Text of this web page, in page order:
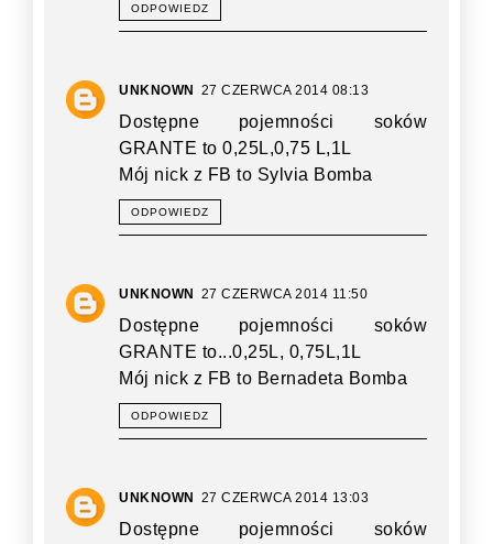
ODPOWIEDZ
UNKNOWN 27 CZERWCA 2014 08:13
Dostępne pojemności soków
GRANTE to 0,25L,0,75 L,1L
Mój nick z FB to Sylvia Bomba
ODPOWIEDZ
UNKNOWN 27 CZERWCA 2014 11:50
Dostępne pojemności soków
GRANTE to...0,25L, 0,75L,1L
Mój nick z FB to Bernadeta Bomba
ODPOWIEDZ
UNKNOWN 27 CZERWCA 2014 13:03
Dostępne pojemności soków